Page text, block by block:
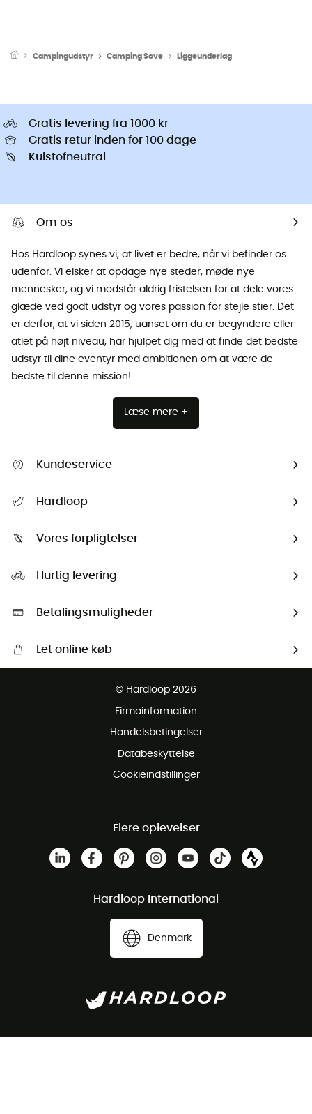
Campingudstyr Camping Sove Liggeunderlag
Gratis levering fra 1000 kr
Gratis retur inden for 100 dage
Kulstofneutral
Om os
Hos Hardloop synes vi, at livet er bedre, når vi befinder os
udenfor. Vi elsker at opdage nye steder, møde nye
mennesker, og vi modstår aldrig fristelsen for at dele vores
glæde ved godt udstyr og vores passion for stejle stier. Det
er derfor, at vi siden 2015, uanset om du er begyndere eller
atlet på højt niveau, har hjulpet dig med at finde det bedste
udstyr til dine eventyr med ambitionen om at være de
bedste til denne mission!
Læse mere +
Kundeservice
Returnering & Tilbagebetaling
Hardloop
Our ambassadors
Vores forpligtelser
Second hand
HardGreen Udvalg
Hurtig levering
Betalingsmuligheder
Let online køb
Gratis retur inden for 100 dage
© Hardloop 2026
Firmainformation
Handelsbetingelser
Databeskyttelse
Cookieindstillinger
Flere oplevelser
Hardloop International
Denmark